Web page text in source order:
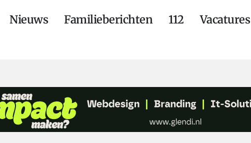
Nieuws Familieberichten 112 Vacatures